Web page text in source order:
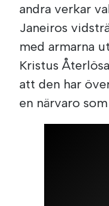
andra verkar
Janeiros
med armarna
Kristus
att den har
en närvaro